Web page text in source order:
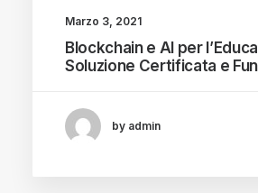
Marzo 3, 2021
Blockchain e AI per
Soluzione Certificata e
by admin